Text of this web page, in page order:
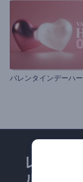
レンダ